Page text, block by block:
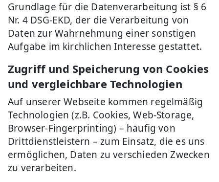
Grundlage für die Datenverarbeitung ist § 6
Nr. 4 DSG-EKD, der die Verarbeitung von
Daten zur Wahrnehmung einer sonstigen
Aufgabe im kirchlichen Interesse gestattet.
Zugriff und Speicherung von Cookies
und vergleichbare Technologien
Auf unserer Webseite kommen regelmäßig
Technologien (z.B. Cookies, Web-Storage,
Browser-Fingerprinting) – häufig von
Drittdienstleistern – zum Einsatz, die es uns
ermöglichen, Daten zu verschieden Zwecken
zu verarbeiten.